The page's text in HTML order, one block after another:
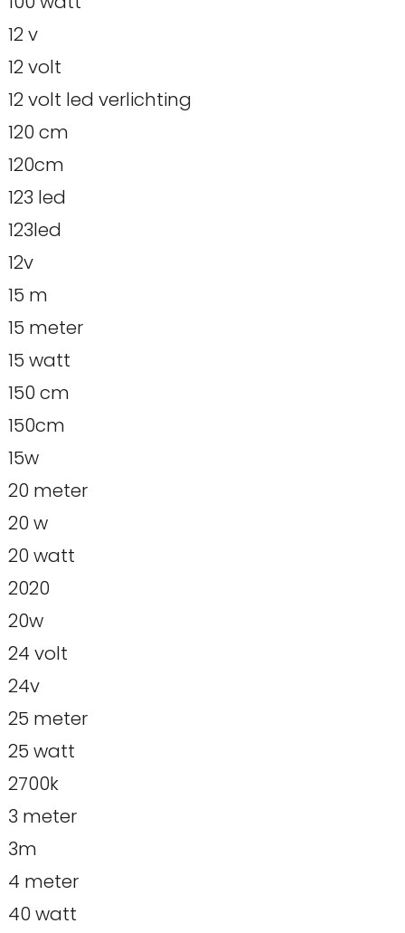
12 v
12 volt
12 volt led verlichting
120 cm
120cm
123 led
123led
12v
15 m
15 meter
15 watt
150 cm
150cm
15w
20 meter
20 w
20 watt
2020
20w
24 volt
24v
25 meter
25 watt
2700k
3 meter
3m
4 meter
40 watt